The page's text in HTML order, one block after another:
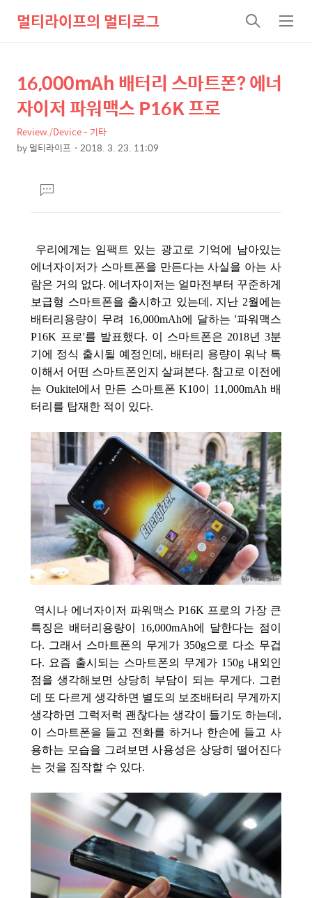
멀티라이프의 멀티로그
검
색
메
뉴
상
세
텐
본
문
제
목
16,000mAh 배터리 스마트폰? 에너
자이저 파워맥스 P16K 프로
Review./Device - 기타
by멀티라이프 2018. 3. 23. 11:09
댓
글
우리에게는 임팩트 있는 광고로 기억에 남아있는
에너자이저가 스마트폰을 만든다는 사실을 아는 사
람은 거의 없다. 에너자이저는 얼마전부터 꾸준하게
보급형 스마트폰을 출시하고 있는데. 지난 2월에는
배터리용량이 무려 16,000mAh에 달하는 '파워맥스
P16K 프로'를 발표했다. 이 스마트폰은 2018년 3분
기에 정식 출시될 예정인데, 배터리 용량이 워낙 특
이해서 어떤 스마트폰인지 살펴본다. 참고로 이전에
는 Oukitel에서 만든 스마트폰 K10이 11,000mAh 배
터리를 탑재한 적이 있다.
역시나 에너자이저 파워맥스 P16K 프로의 가장 큰
특징은 배터리용량이 16,000mAh에 달한다는 점이
다. 그래서 스마트폰의 무게가 350g으로 다소 무겁
다. 요즘 출시되는 스마트폰의 무게가 150g 내외인
점을 생각해보면 상당히 부담이 되는 무게다. 그런
데 또 다르게 생각하면 별도의 보조배터리 무게까지
생각하면 그럭저럭 괜찮다는 생각이 들기도 하는데,
이 스마트폰을 들고 전화를 하거나 한손에 들고 사
용하는 모습을 그려보면 사용성은 상당히 떨어진다
는 것을 짐작할 수 있다.